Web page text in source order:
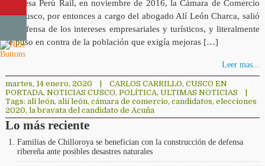
empresa Perú Rail, en noviembre de 2016, la Cámara de Comercio
del Cusco, por entonces a cargo del abogado Alí León Charca, salió
en defensa de los intereses empresariales y turísticos, y literalmente
se puso en contra de la población que exigía mejoras […]
Leer mas...
martes, 14 enero, 2020 CARLOS CARRILLO, CUSCO EN
PORTADA, NOTICIAS CUSCO, POLÍTICA, ULTIMAS NOTICIAS
Tags: ali león, alií león, cámara de comercio, candidatos, elecciones
2020, la bravata del candidato de Acuña
Lo más reciente
Familias de Chilloroya se benefician con la construcción de defensa
ribereña ante posibles desastres naturales